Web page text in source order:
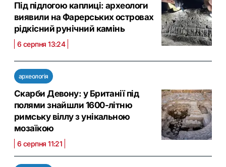
Під підлогою каплиці: археологи
виявили на Фарерських островах
рідкісний рунічний камінь
6 серпня 13:24
археологія
Скарби Девону: у Британії під
полями знайшли 1600-літню
римську віллу з унікальною
мозаїкою
6 серпня 11:21